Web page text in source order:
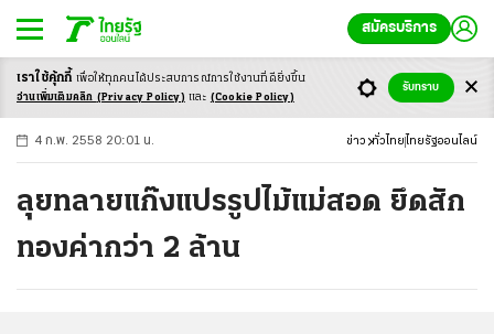
สมัครบริการ
-ก ก ก+
4 ก.พ. 2558 20:01 น. ข่าว ทั่วไทย ไทยรัฐออนไลน์
ลุยทลายแก๊งแปรรูปไม้แม่สอด ยึดสัก
ทองค่ากว่า 2 ล้าน
เราใช้คุ้กกี้ เพื่อให้ทุกคนได้ประสบการณ์การใช้งานที่ดียิ่งขึ้น
อ่านเพิ่มเติมคลิก (Privacy Policy) และ (Cookie Policy)
รับทราบ